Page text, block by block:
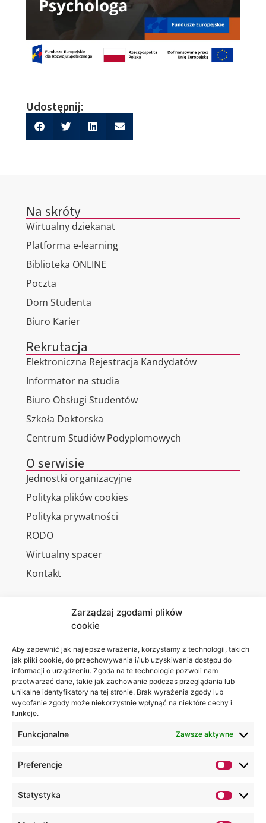
Zarządzaj zgodami plików
cookie
Aby zapewnić jak najlepsze wrażenia, korzystamy z technologii, takich
jak pliki cookie, do przechowywania i/lub uzyskiwania dostępu do
informacji o urządzeniu. Zgoda na te technologie pozwoli nam
przetwarzać dane, takie jak zachowanie podczas przeglądania lub
unikalne identyfikatory na tej stronie. Brak wyrażenia zgody lub
wycofanie zgody może niekorzystnie wpłynąć na niektóre cechy i
funkcje.
Funkcjonalne Zawsze aktywne
Preferencje
Statystyka
Udostępnij:
Na skróty
Wirtualny dziekanat
Platforma e-learning
Biblioteka ONLINE
Poczta
Dom Studenta
Biuro Karier
Rekrutacja
Elektroniczna Rejestracja Kandydatów
Informator na studia
Biuro Obsługi Studentów
Szkoła Doktorska
Centrum Studiów Podyplomowych
O serwisie
Jednostki organizacyjne
Polityka plików cookies
Polityka prywatności
RODO
Wirtualny spacer
Kontakt
Akademia
WSEI
ul.
Projektowa
4